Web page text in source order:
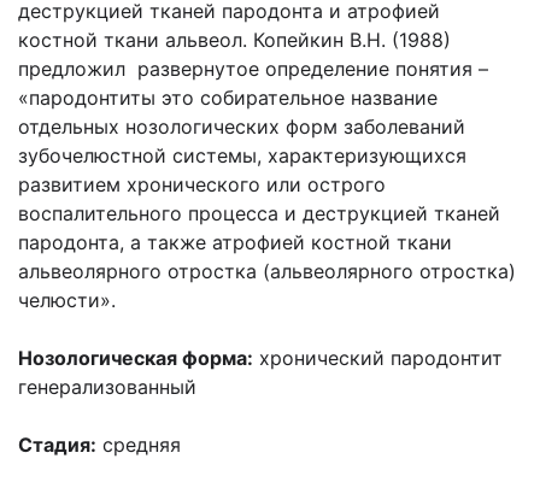
деструкцией тканей пародонта и атрофией
костной ткани альвеол. Копейкин В.Н. (1988)
предложил развернутое определение понятия –
«пародонтиты это собирательное название
отдельных нозологических форм заболеваний
зубочелюстной системы, характеризующихся
развитием хронического или острого
воспалительного процесса и деструкцией тканей
пародонта, а также атрофией костной ткани
альвеолярного отростка (альвеолярного отростка)
челюсти».
Нозологическая форма: хронический пародонтит
генерализованный
Стадия: средняя